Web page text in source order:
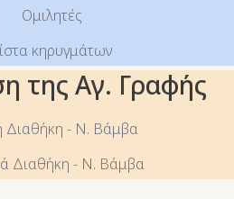
Ομιλητές
κηρυγμάτων
της Αγ. Γραφής
Διαθήκη - Ν. Βάμβα
Διαθήκη - Ν. Βάμβα